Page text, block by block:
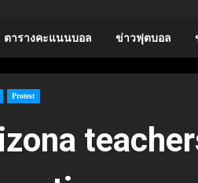
ตารางคะแนนบอล ข่าวฟุตบอล
Protest